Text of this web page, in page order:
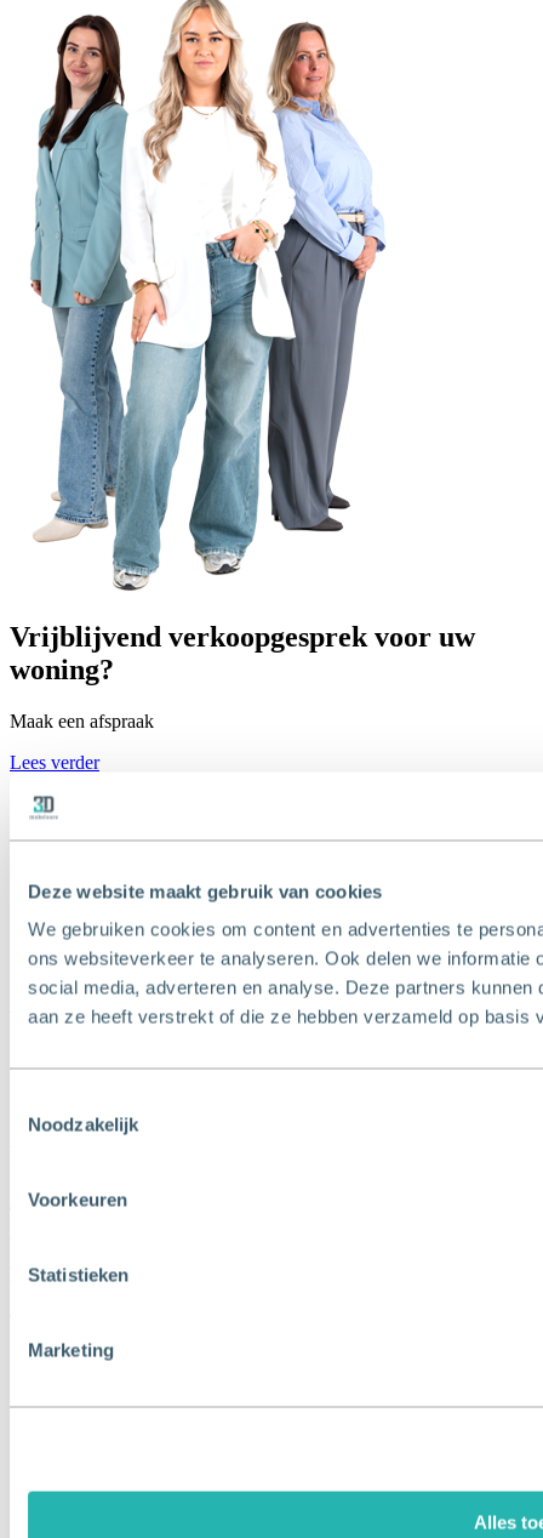
Deze website maakt gebruik van cookies
We gebruiken cookies om content en advertenties te
ons websiteverkeer te analyseren. Ook delen we
social media, adverteren en analyse. Deze partners
aan ze heeft verstrekt of die ze hebben verzameld op basis
Noodzakelijk
Voorkeuren
Statistieken
Marketing
Alles
Vrijblijvend verkoopgesprek voor uw
woning?
Maak een afspraak
Lees verder
010 - 427 77 88
info@3dmakelaars.nl
Contact
3111 AA Schiedam
Crealisatie door:The MindOffice